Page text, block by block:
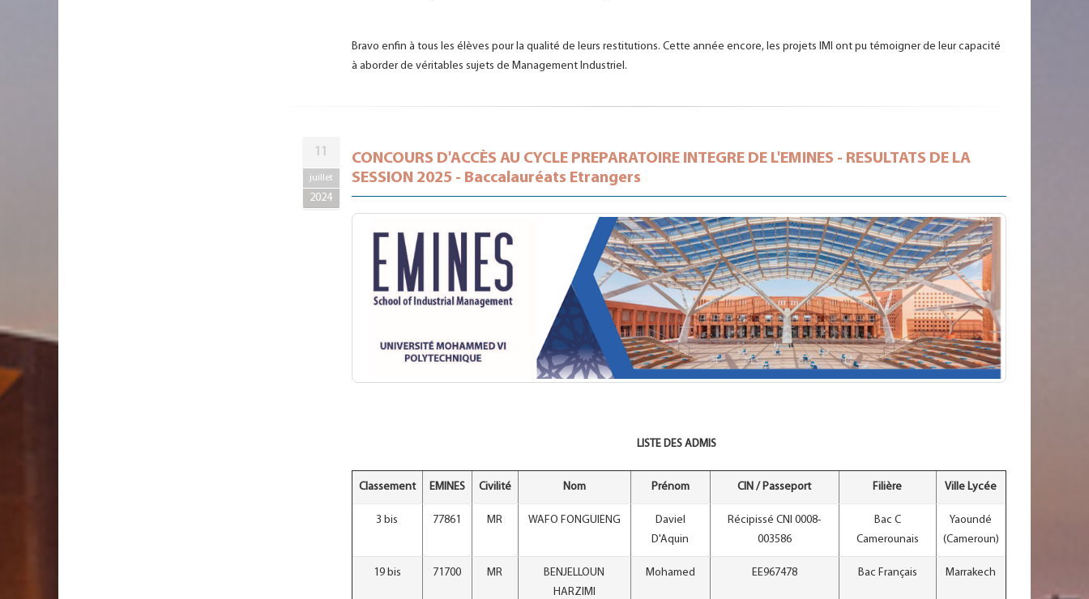
Bravo enfin à tous les élèves pour la qualité de leurs restitutions. Cette année encore, les projets IMI ont pu témoigner de leur capacité
à aborder de véritables sujets de Management Industriel.
11
juillet
2024
CONCOURS D'ACCÈS AU CYCLE PREPARATOIRE INTEGRE DE L'EMINES - RESULTATS DE LA
SESSION 2025 - Baccalauréats Etrangers
LISTE DES ADMIS
Classement EMINES Civilité Nom Prénom CIN / Passeport Filière Ville Lycée
3 bis 77861 MR WAFO FONGUIENG
Daviel
D'Aquin
Récipissé CNI 0008-
003586
Bac C
Camerounais
Yaoundé
(Cameroun)
19 bis 71700 MR
BENJELLOUN
HARZIMI
Mohamed EE967478 Bac Français Marrakech